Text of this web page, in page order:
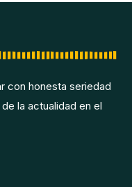
con honesta seriedad
la actualidad en el